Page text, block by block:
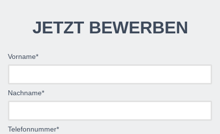
JETZT BEWERBEN
Vorname*
Nachname*
Telefonnummer*